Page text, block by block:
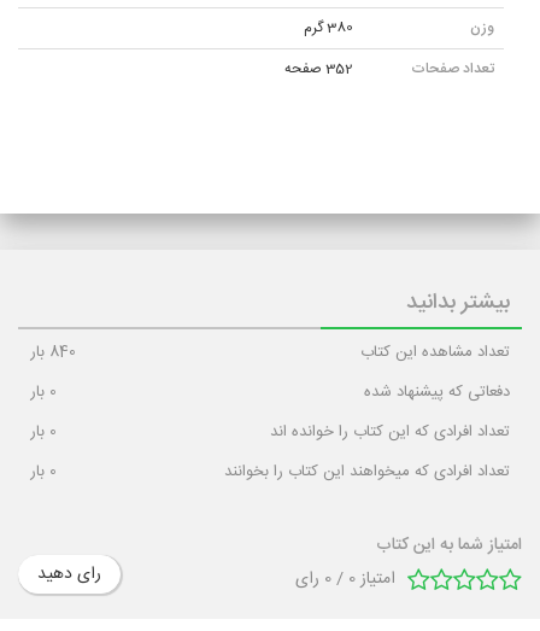
وزن
380 گرم
تعداد صفحات
352 صفحه
بیشتر بدانید
تعداد مشاهده این کتاب 840 بار
دفعاتی که پیشنهاد شده
0 بار
تعداد افرادی که این کتاب را خوانده اند
0 بار
تعداد افرادی که میخواهند این کتاب را بخوانند
0 بار
امتیاز شما به این کتاب
امتیاز0
/
0 رای رای دهید